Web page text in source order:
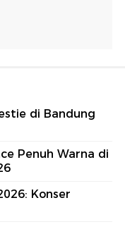
di Bandung
Penuh Warna di
Konser